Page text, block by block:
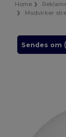
Home
Modvirker
Sendes om